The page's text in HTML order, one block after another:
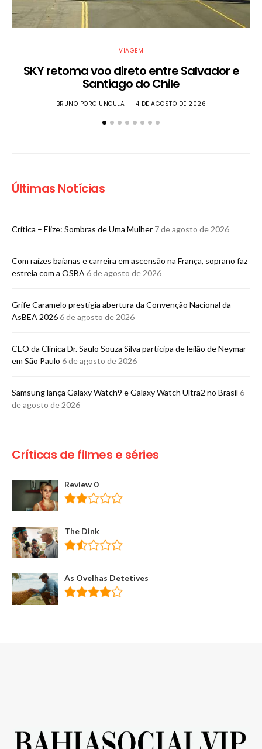
VIAGEM
SKY retoma voo direto entre Salvador e
Santiago do Chile
BRUNO PORCIUNCULA 4 DE AGOSTO DE 2026
Últimas Notícias
Crítica – Elize: Sombras de Uma Mulher 7 de agosto de 2026
Com raízes baianas e carreira em ascensão na França, soprano faz
estreia com a OSBA 6 de agosto de 2026
Grife Caramelo prestigia abertura da Convenção Nacional da
AsBEA 20266 de agosto de 2026
CEO da Clínica Dr. Saulo Souza Silva participa de leilão de Neymar
em São Paulo 6 de agosto de 2026
Samsung lança Galaxy Watch9 e Galaxy Watch Ultra2 no Brasil 6
de agosto de 2026
Críticas de filmes e séries
Review 0
The Dink
As Ovelhas Detetives